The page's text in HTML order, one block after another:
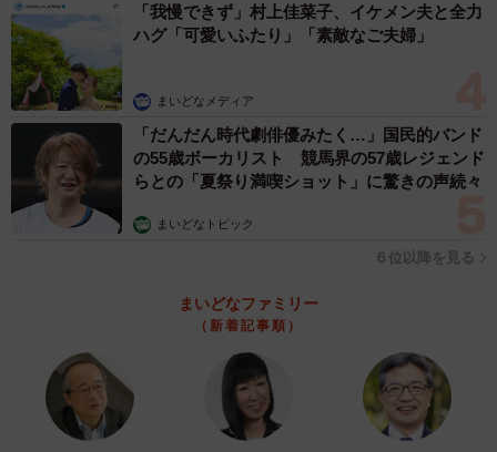
「我慢できず」村上佳菜子、イケメン夫と全力
ハグ「可愛いふたり」「素敵なご夫婦」
まいどなメディア
「だんだん時代劇俳優みたく…」国民的バンド
の55歳ボーカリスト 競馬界の57歳レジェンド
らとの「夏祭り満喫ショット」に驚きの声続々
まいどなトピック
６位以降を見る
まいどなファミリー
（新着記事順）